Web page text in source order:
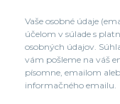
Vaše osobné údaje
účelom v súlade s
osobných údajov.
vám pošleme na váš
písomne, emailom
informačného emailu.